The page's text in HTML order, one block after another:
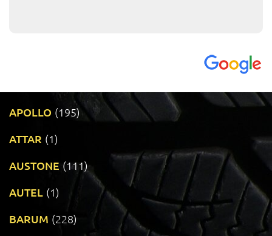
APOLLO (195)
ATTAR (1)
AUSTONE (111)
AUTEL (1)
BARUM (228)